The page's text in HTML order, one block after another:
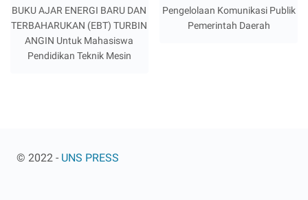
BUKU AJAR ENERGI BARU DAN
TERBAHARUKAN (EBT) TURBIN
ANGIN Untuk Mahasiswa
Pendidikan Teknik Mesin
Pengelolaan Komunikasi Publik
Pemerintah Daerah
© 2022 - UNS PRESS